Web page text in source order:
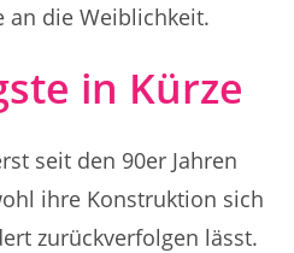
an die Weiblichkeit.
in Kürze
seit den 90er Jahren
ihre Konstruktion sich
zurückverfolgen lässt.